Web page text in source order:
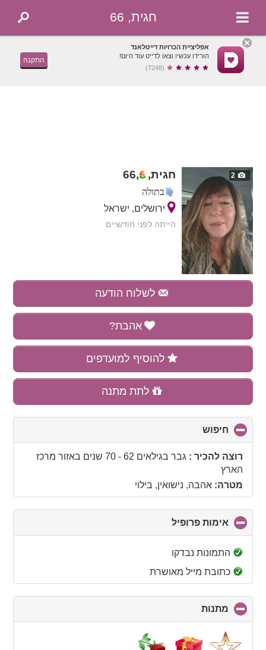
חגית, 66
אפליציית הכרויות דייטלאנד
הורידו עכשיו וצאו לדייט עוד היום!
(7248)
התקנה
2 חגית, ,
66
בתולה
ירושלים, ישראל
הייתה לפני חודשיים
לשלוח הודעה
אהבת?
להוסיף למועדפים
לתת מתנה
חיפוש
to
collapseרוצה להכיר : גבר בגילאים 62 - 70 שנים באזור מרכז
הארץ
מטרה: אהבה, נישואין, בילוי
אימות פרופיל
to
התמונות נבדקו
כתובת מייל מאושרת
מתנות
to
contents